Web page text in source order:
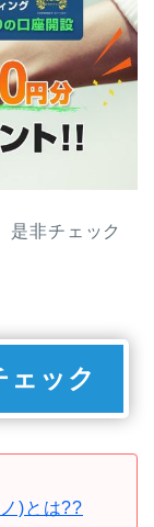
是非チェック
ェック
)とは??